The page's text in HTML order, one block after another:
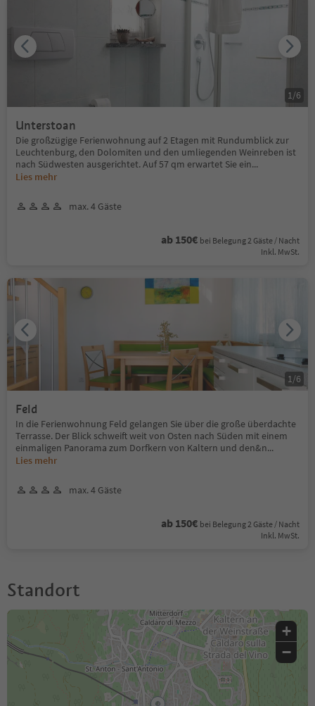
Unterstoan
Die großzügige Ferienwohnung auf 2 Etagen mit Rundumblick zur
Leuchtenburg, den Dolomiten und den umliegenden Weinreben ist
nach Südwesten ausgerichtet. Auf 57 qm erwartet Sie ein...
Lies mehr
max. 4 Gäste
ab 150€ bei Belegung 2 Gäste / Nacht
Inkl. MwSt.
1 /6
Feld
In die Ferienwohnung Feld gelangen Sie über die große überdachte
Terrasse. Der Blick schweift weit von Osten nach Süden mit einem
einmaligen Panorama zum Dorfkern von Kaltern und den&n...
Lies mehr
max. 4 Gäste
ab 150€ bei Belegung 2 Gäste / Nacht
Inkl. MwSt.
1 /6
Standort
+
−